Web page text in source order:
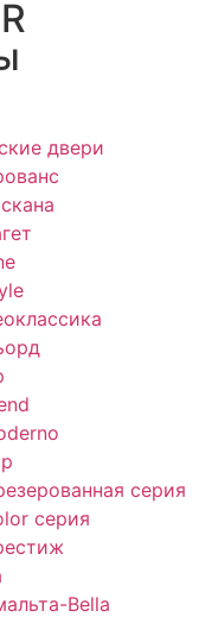
двери
серия
серия
Bella